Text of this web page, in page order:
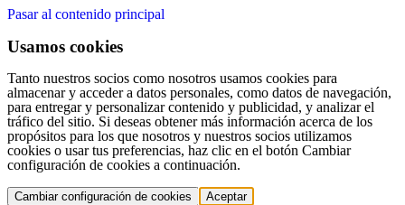
Pasar al contenido principal
Usamos cookies
Tanto nuestros socios como nosotros usamos cookies para
almacenar y acceder a datos personales, como datos de navegación,
para entregar y personalizar contenido y publicidad, y analizar el
tráfico del sitio. Si deseas obtener más información acerca de los
propósitos para los que nosotros y nuestros socios utilizamos
cookies o usar tus preferencias, haz clic en el botón Cambiar
configuración de cookies a continuación.
Cambiar configuración de cookies Aceptar